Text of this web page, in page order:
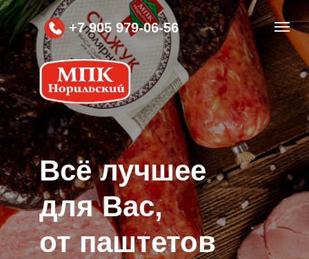
+7 905 979-06-56
Вcё лучшее
для Вас,
от паштетов